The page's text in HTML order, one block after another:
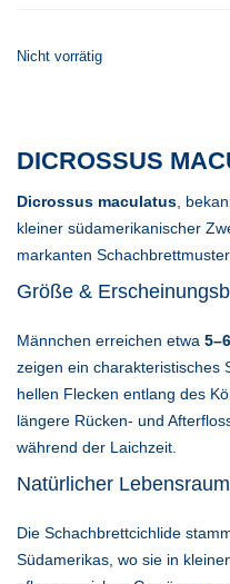
Nicht vorrätig
DICROSSUS
Dicrossus maculatus ,
kleiner südamerikanischer
markanten
Größe &
Männchen erreichen etwa
zeigen ein charakteristisches
hellen Flecken entlang des
längere Rücken- und
während der Laichzeit.
Natürlicher
Die Schachbrettcichlide
Südamerikas, wo sie in